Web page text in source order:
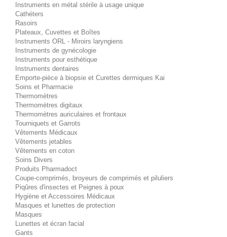
Instruments en métal stérile à usage unique
Cathéters
Rasoirs
Plateaux, Cuvettes et Boîtes
Instruments ORL - Miroirs laryngiens
Instruments de gynécologie
Instruments pour esthétique
Instruments dentaires
Emporte-pièce à biopsie et Curettes dermiques Kai
Soins et Pharmacie
Thermomètres
Thermomètres digitaux
Thermomètres auriculaires et frontaux
Tourniquets et Garrots
Vêtements Médicaux
Vêtements jetables
Vêtements en coton
Soins Divers
Produits Pharmadoct
Coupe-comprimés, broyeurs de comprimés et piluliers
Piqûres d'insectes et Peignes à poux
Hygiène et Accessoires Médicaux
Masques et lunettes de protection
Masques
Lunettes et écran facial
Gants